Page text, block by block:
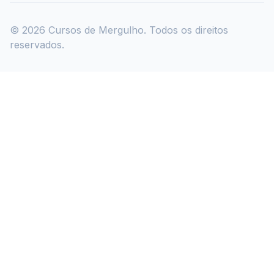
© 2026 Cursos de Mergulho. Todos os direitos
reservados.